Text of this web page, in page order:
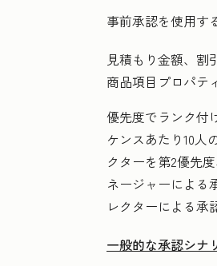
事前承認を使用す
見積もり金額、割
商品項目プロパテ
優先度でランク付
ケンスあたり10人
クターを第2優先
ネージャーによる
レクターによる承
一般的な承認シナ